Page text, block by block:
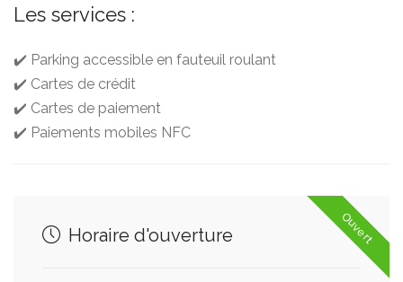
Les services :
✔️ Parking accessible en fauteuil roulant
✔️ Cartes de crédit
✔️ Cartes de paiement
✔️ Paiements mobiles NFC
Ouvert
Horaire d'ouverture